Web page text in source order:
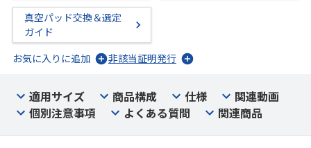
真空パッド交換＆選定
ガイド
お気に入りに追加
非該当証明発行
適用サイズ 商品構成 仕様
関連動画
個別注意事項
よくある質問 関連商品